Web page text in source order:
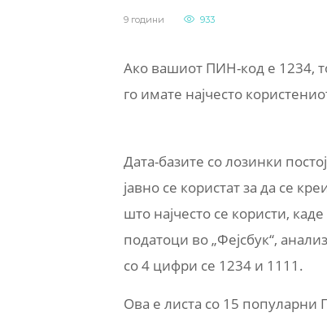
9 години 933
Ако вашиот ПИН-код е 1234,
го имате најчесто
Дата-базите со лозинки
јавно се користат за да се
што најчесто се користи,
податоци во „Фејсбук“,
со 4 цифри се 1234 и 1111.
Ова е листа со 15 популарни